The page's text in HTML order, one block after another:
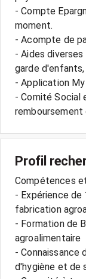
- Compte
moment.
- Acompte de
- Aides
garde
- Application
- Comité Social
Profil
Compétences
- Expérience de
fabrication
- Formation de
agroalimentaire
- Connaissance
d'hygiène et de